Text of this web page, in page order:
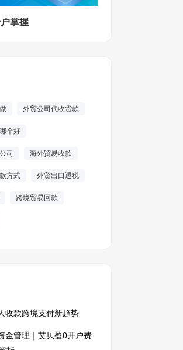
掌握
外贸公司代收货款
个好
司 海外贸易收款
方式 外贸出口退税
跨境贸易回款
收款跨境支付新趋势
金管理｜艾贝盈0开户费